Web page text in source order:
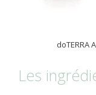
doTERRA
Les